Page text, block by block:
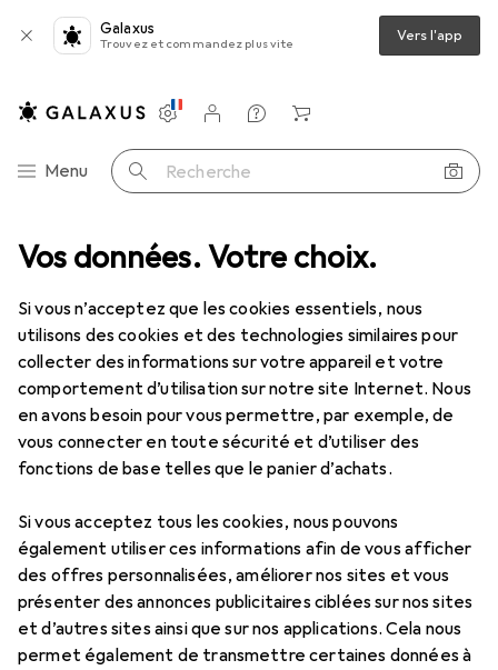
Vos données. Votre choix.
Si vous n’acceptez que les cookies essentiels, nous
utilisons des cookies et des technologies similaires pour
collecter des informations sur votre appareil et votre
comportement d’utilisation sur notre site Internet. Nous
en avons besoin pour vous permettre, par exemple, de
vous connecter en toute sécurité et d’utiliser des
fonctions de base telles que le panier d’achats.
Si vous acceptez tous les cookies, nous pouvons
également utiliser ces informations afin de vous afficher
des offres personnalisées, améliorer nos sites et vous
présenter des annonces publicitaires ciblées sur nos sites
et d’autres sites ainsi que sur nos applications. Cela nous
permet également de transmettre certaines données à
Galaxus
Trouvez et commandez plus vite Vers l'app
Navigation par catégorie
Menu Recherche
Paramètres
Compte client
Listes de comparaison
Listes d'envies
Panier
IT + multimédia Enregistrer + dicter Enregistreur audio
Enregistreur audio
ProduitsForum